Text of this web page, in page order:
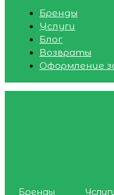
Бренды
Услуги
Блог
Возвраты
Оформление
Бренды